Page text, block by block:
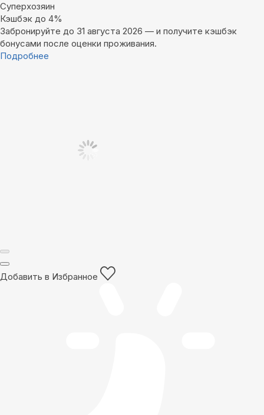
Суперхозяин
Кэшбэк до 4%
Забронируйте до 31 августа 2026 — и получите кэшбэк
бонусами после оценки проживания.
Подробнее
Добавить в Избранное